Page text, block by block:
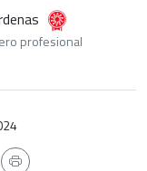
profesional